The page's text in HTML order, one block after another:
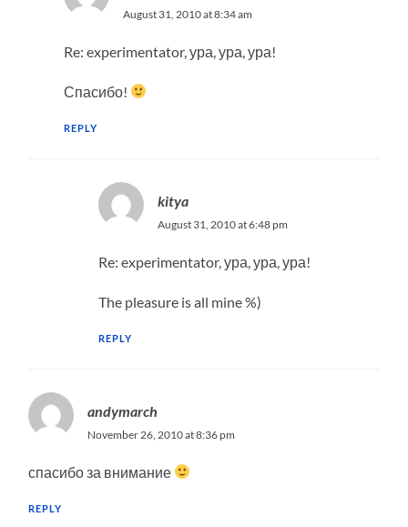
August 31, 2010 at 8:34 am
Re: experimentator, ура, ура, ура!
Спасибо!
REPLY
kitya
August 31, 2010 at 6:48 pm
Re: experimentator, ура, ура, ура!
The pleasure is all mine %)
REPLY
andymarch
November 26, 2010 at 8:36 pm
спасибо за внимание
REPLY